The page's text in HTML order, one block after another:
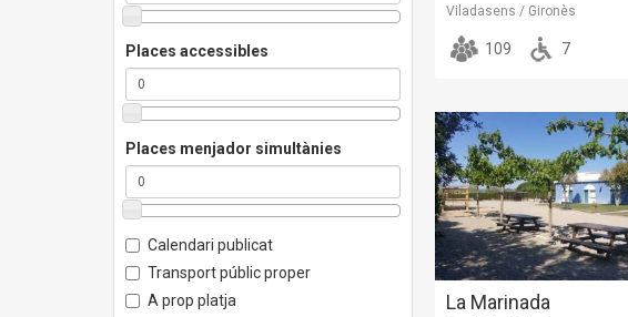
Places accessibles
Places menjador simultànies
Calendari publicat
Transport públic proper
A prop platja
Viladasens / Gironès
109 7
La Marinada